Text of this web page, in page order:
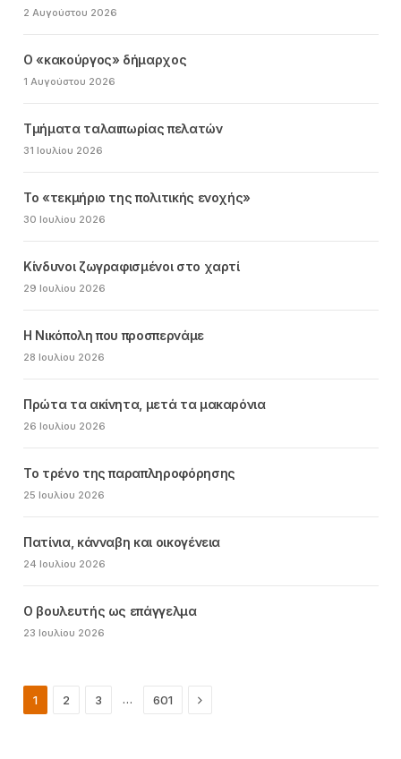
2 Αυγούστου 2026
Ο «κακούργος» δήμαρχος
1 Αυγούστου 2026
Τμήματα ταλαιπωρίας πελατών
31 Ιουλίου 2026
Το «τεκμήριο της πολιτικής ενοχής»
30 Ιουλίου 2026
Κίνδυνοι ζωγραφισμένοι στο χαρτί
29 Ιουλίου 2026
Η Νικόπολη που προσπερνάμε
28 Ιουλίου 2026
Πρώτα τα ακίνητα, μετά τα μακαρόνια
26 Ιουλίου 2026
Το τρένο της παραπληροφόρησης
25 Ιουλίου 2026
Πατίνια, κάνναβη και οικογένεια
24 Ιουλίου 2026
Ο βουλευτής ως επάγγελμα
23 Ιουλίου 2026
1 2 3 … 601 Next